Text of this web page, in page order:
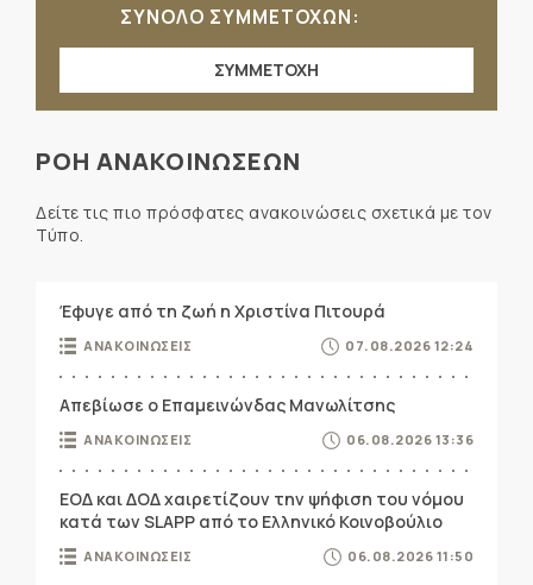
ΣΥΝΟΛΟ ΣΥΜΜΕΤΟΧΩΝ:
ΣΥΜΜΕΤΟΧΗ
ΡΟΗ ΑΝΑΚΟΙΝΩΣΕΩΝ
Δείτε τις πιο πρόσφατες ανακοινώσεις σχετικά με τον
Τύπο.
Έφυγε από τη ζωή η Χριστίνα Πιτουρά
ΑΝΑΚΟΙΝΩΣΕΙΣ 07.08.2026 12:24
Απεβίωσε ο Επαμεινώνδας Μανωλίτσης
ΑΝΑΚΟΙΝΩΣΕΙΣ 06.08.2026 13:36
ΕΟΔ και ΔΟΔ χαιρετίζουν την ψήφιση του νόμου
κατά των SLAPP από το Ελληνικό Κοινοβούλιο
ΑΝΑΚΟΙΝΩΣΕΙΣ 06.08.2026 11:50